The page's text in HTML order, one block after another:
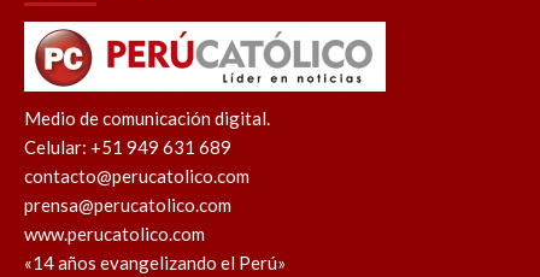
Medio de comunicación digital.
Celular: +51 949 631 689
contacto@perucatolico.com
prensa@perucatolico.com
www.perucatolico.com
«14 años evangelizando el Perú»